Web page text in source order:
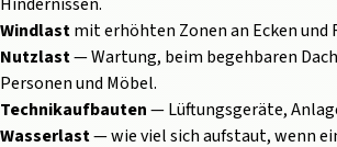
Windlastmit erhöhten Zonen an Ecken und
Nutzlast— Wartung, beim begehbaren
Personen und Möbel.
Technikaufbauten— Lüftungsgeräte,
Wasserlast— wie viel sich aufstaut, wenn